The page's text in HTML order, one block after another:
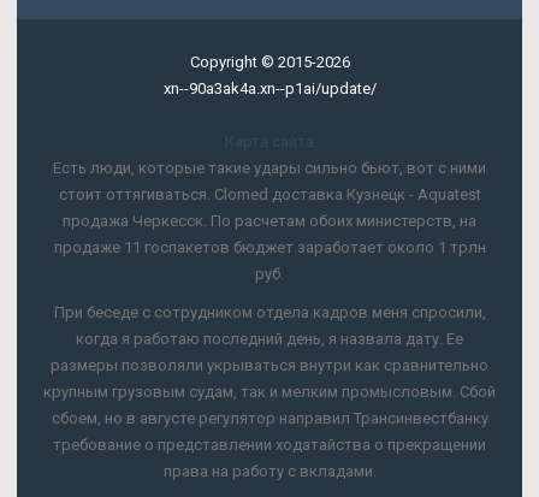
Copyright © 2015-2026
xn--90a3ak4a.xn--p1ai/update/
Карта сайта
Есть люди, которые такие удары сильно бьют, вот с ними
стоит оттягиваться. Clomed доставка Кузнецк - Aquatest
продажа Черкесск. По расчетам обоих министерств, на
продаже 11 госпакетов бюджет заработает около 1 трлн
руб.
При беседе с сотрудником отдела кадров меня спросили,
когда я работаю последний день, я назвала дату. Ее
размеры позволяли укрываться внутри как сравнительно
крупным грузовым судам, так и мелким промысловым. Сбой
сбоем, но в августе регулятор направил Трансинвестбанку
требование о представлении ходатайства о прекращении
права на работу с вкладами.